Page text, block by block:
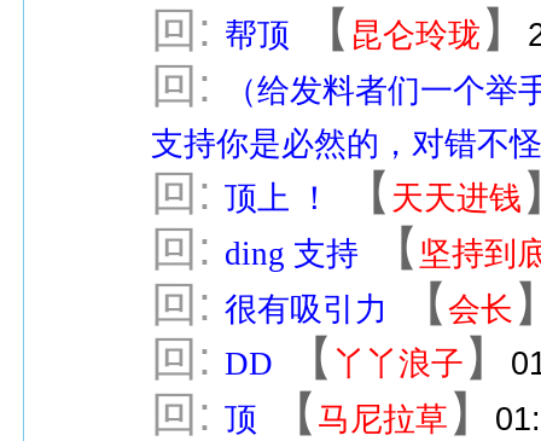
回: 帮顶 【 昆仑玲珑 】
回:
（给发料者们一个
支持你是必然的，对错不
回: 顶上 ！ 【 天天进钱
回: ding 支持 【 坚持到
回: 很有吸引力 【会长
回: DD 【 丫丫浪子 】
回: 顶 【 马尼拉草 】